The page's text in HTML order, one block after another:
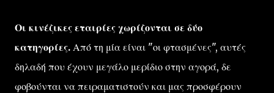
Οι κινέζικες εταιρίες χωρίζονται σε δύο
κατηγορίες. Από τη μία είναι "οι φτασμένες", αυτές
δηλαδή που έχουν μεγάλο μερίδιο στην αγορά, δε
φοβούνται να πειραματιστούν και μας προσφέρουν